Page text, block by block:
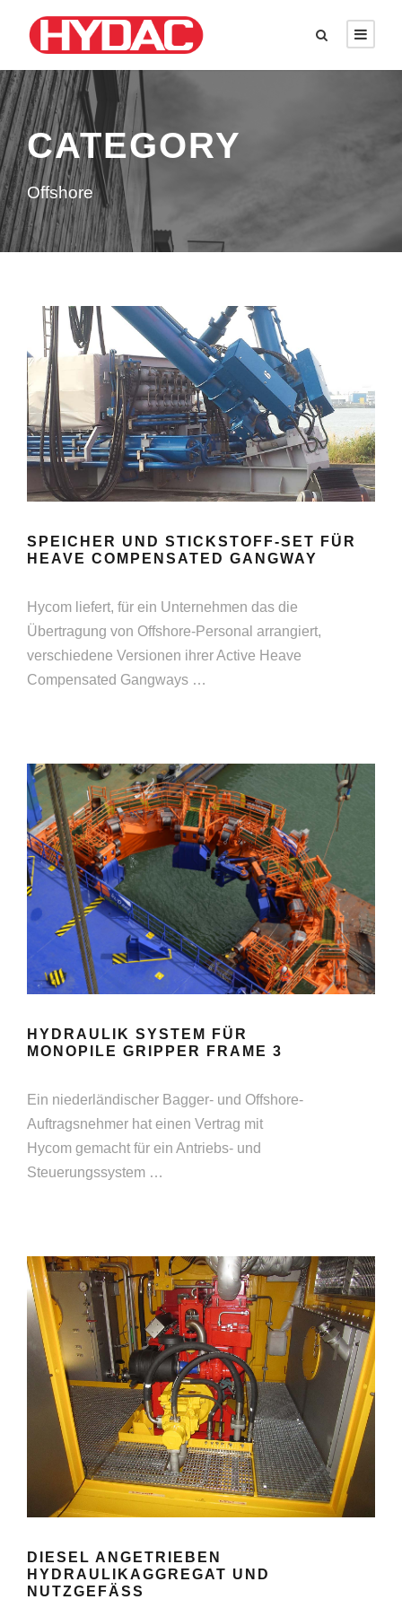
CATEGORY
Offshore
SPEICHER UND STICKSTOFF-SET FÜR
HEAVE COMPENSATED GANGWAY
Hycom liefert, für ein Unternehmen das die
Übertragung von Offshore-Personal arrangiert,
verschiedene Versionen ihrer Active Heave
Compensated Gangways …
HYDRAULIK SYSTEM FÜR
MONOPILE GRIPPER FRAME 3
Ein niederländischer Bagger- und Offshore-
Auftragsnehmer hat einen Vertrag mit
Hycom gemacht für ein Antriebs- und
Steuerungssystem …
DIESEL ANGETRIEBEN
HYDRAULIKAGGREGAT UND
NUTZGEFÄSS